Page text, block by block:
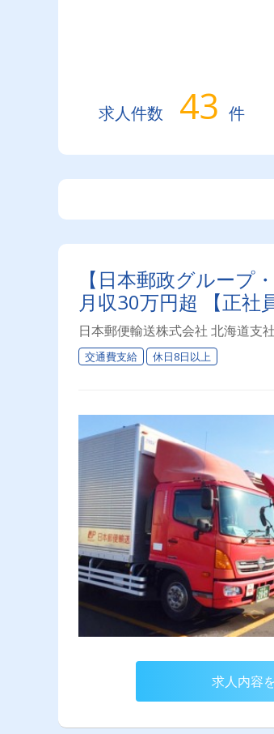
求人件数 43 件
【日本郵政グループ
月収30万円超 【正社
日本郵便輸送株式会社 北海道支
交通費支給 休日8日以上
求人内容